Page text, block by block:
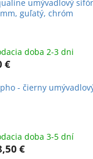
umývadlový
guľatý, chróm
doba 2-3 dni
€
- čierny
doba 3-5 dní
€